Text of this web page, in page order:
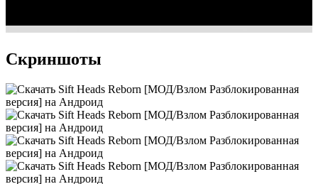
Скриншоты